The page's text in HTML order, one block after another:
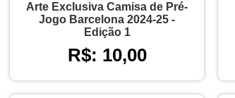
Arte Exclusiva Camisa de Pré-
Jogo Barcelona 2024-25 -
Edição 1
R$: 10,00